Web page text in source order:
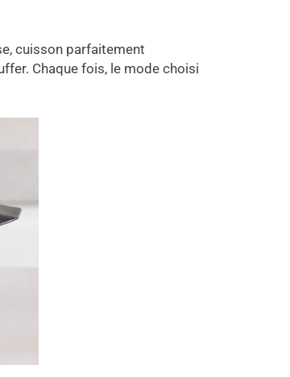
cuisson parfaitement
Chaque fois, le mode choisi